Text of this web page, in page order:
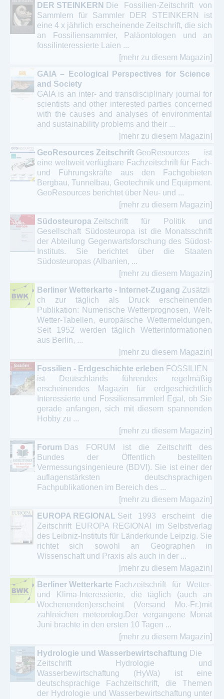
DER STEINKERN Die Fossilien-Zeitschrift von
Sammlern für Sammler DER STEINKERN ist
eine 4 x jährlich erscheinende Zeitschrift, die sich
an Fossiliensammler, Paläontologen und an
fossilinteressierte Laien ...
[mehr zu diesem Magazin]
GAIA – Ecological Perspectives for Science
and Society
GAIA is an inter- and transdisciplinary journal for
scientists and other interested parties concerned
with the causes and analyses of environmental
and sustainability problems and their ...
[mehr zu diesem Magazin]
GeoResources Zeitschrift GeoResources ist
eine weltweit verfügbare Fachzeitschrift für Fach-
und Führungskräfte aus den Fachgebieten
Bergbau, Tunnelbau, Geotechnik und Equipment.
GeoResources berichtet über Neu- und ...
[mehr zu diesem Magazin]
Südosteuropa Zeitschrift für Politik und
Gesellschaft Südosteuropa ist die Monatsschrift
der Abteilung Gegenwartsforschung des Südost-
Instituts. Sie berichtet über die Staaten
Südosteuropas (Albanien, ...
[mehr zu diesem Magazin]
Berliner Wetterkarte - Internet-Zugang Zusätzli
ch zur täglich als Druck erscheinenden
Publikation: Numerische Wetterprognosen, Welt-
Wetter-Tabellen, europäische Wettermeldungen,
Seit 1952 werden täglich Wetterinformationen
aus Berlin, ...
[mehr zu diesem Magazin]
Fossilien - Erdgeschichte erleben FOSSILIEN
ist Deutschlands führendes regelmäßig
erscheinendes Magazin für erdgeschichtlich
Interessierte und Fossiliensammler! Egal, ob Sie
gerade anfangen, sich mit diesem spannenden
Hobby zu ...
[mehr zu diesem Magazin]
Forum Das FORUM ist die Zeitschrift des
Bundes der Öffentlich bestellten
Vermessungsingenieure (BDVI). Sie ist einer der
auflagenstärksten deutschsprachigen
Fachpublikationen im Bereich des ...
[mehr zu diesem Magazin]
EUROPA REGIONAL Seit 1993 erscheint die
Zeitschrift EUROPA REGIONAl im Selbstverlag
des Leibniz-Instituts für Länderkunde Leipzig. Sie
richtet sich sowohl an Geographen in
Wissenschaft und Praxis als auch in der ...
[mehr zu diesem Magazin]
Berliner Wetterkarte Fachzeitschrift für Wetter-
und Klima-Interessierte, die täglich (auch an
Wochenenden)erscheint (Versand Mo.-Fr.)mit
zahlreichen meteorolog.Der vergangene Monat
Juni brachte in den ersten 10 Tagen ...
[mehr zu diesem Magazin]
Hydrologie und Wasserbewirtschaftung Die
Zeitschrift Hydrologie und
Wasserbewirtschaftung (HyWa) ist eine
deutschsprachige Fachzeitschrift, die Themen
der Hydrologie und Wasserbewirtschaftung unter